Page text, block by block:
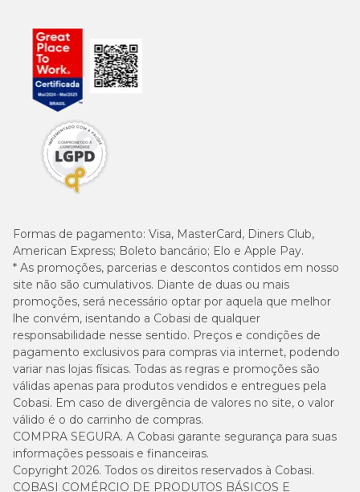
Formas de pagamento: Visa, MasterCard, Diners Club,
American Express; Boleto bancário; Elo e Apple Pay.
* As promoções, parcerias e descontos contidos em nosso
site não são cumulativos. Diante de duas ou mais
promoções, será necessário optar por aquela que melhor
lhe convém, isentando a Cobasi de qualquer
responsabilidade nesse sentido. Preços e condições de
pagamento exclusivos para compras via internet, podendo
variar nas lojas físicas. Todas as regras e promoções são
válidas apenas para produtos vendidos e entregues pela
Cobasi. Em caso de divergência de valores no site, o valor
válido é o do carrinho de compras.
COMPRA SEGURA. A Cobasi garante segurança para suas
informações pessoais e financeiras.
Copyright 2026. Todos os direitos reservados à Cobasi.
COBASI COMÉRCIO DE PRODUTOS BÁSICOS E